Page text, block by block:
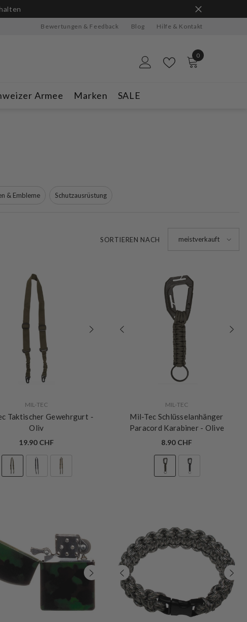
gratis dazu!
Bewertungen & Feedback Blog Hilfe & Kontakt
0
0
Armee Marken SALE
& Embleme Schutzausrüstung
SORTIEREN NACH meistverkauft
MIL-TEC
Taktischer Gewehrgurt -
Oliv
19.90 CHF
MIL-TEC
Mil-Tec Schlüsselanhänger
Paracord Karabiner - Olive
8.90 CHF